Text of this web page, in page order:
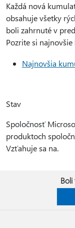
Každá nová
obsahuje všetky
boli zahrnuté v
Pozrite si
Najnovšia
Stav
Spoločnosť
produktoch
Vzťahuje sa na.